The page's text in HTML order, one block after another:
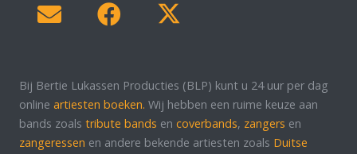
Bij Bertie Lukassen Producties (BLP) kunt u 24 uur per dag
online artiesten boeken. Wij hebben een ruime keuze aan
bands zoals tribute bands en coverbands, zangers en
zangeressen en andere bekende artiesten zoals Duitse